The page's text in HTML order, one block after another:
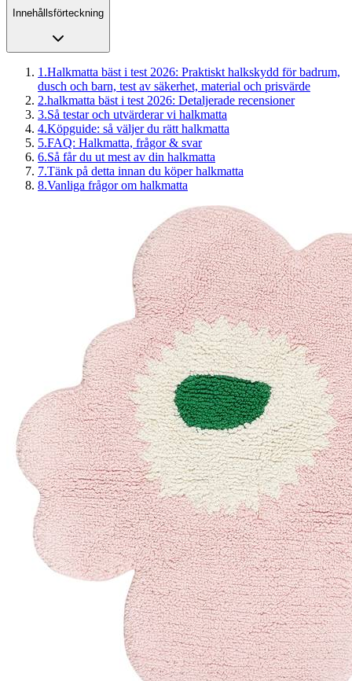
Innehållsförteckning
1 .Halkmatta bäst i test 2026: Praktiskt halkskydd för badrum,
dusch och barn, test av säkerhet, material och prisvärde
2.halkmatta bäst i test 2026: Detaljerade recensioner
3.Så testar och utvärderar vi halkmatta
4.Köpguide: så väljer du rätt halkmatta
5.FAQ: Halkmatta, frågor & svar
6.Så får du ut mest av din halkmatta
7.Tänk på detta innan du köper halkmatta
8.Vanliga frågor om halkmatta